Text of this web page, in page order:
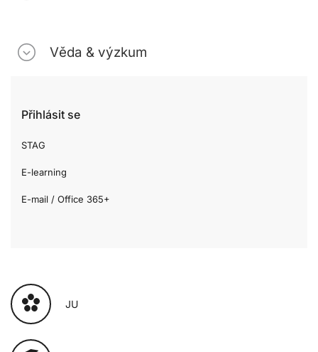
Věda & výzkum
Přihlásit se
STAG
E-learning
E-mail / Office 365+
JU